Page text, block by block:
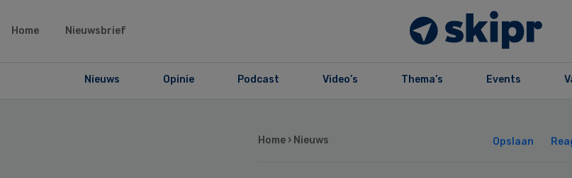
Home Nieuwsbrief
Nieuws Opinie Podcast Video’s Thema’s Events
Home › Nieuws Opslaan